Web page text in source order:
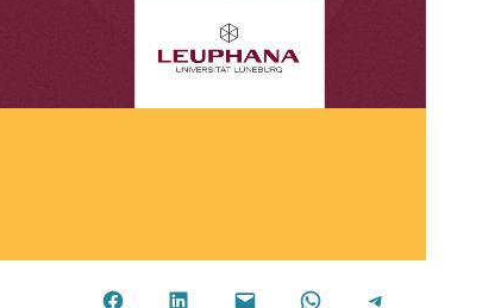
Share on Facebook Share on LinkedIn Email this Page Share on WhatsApp Share on Telegram